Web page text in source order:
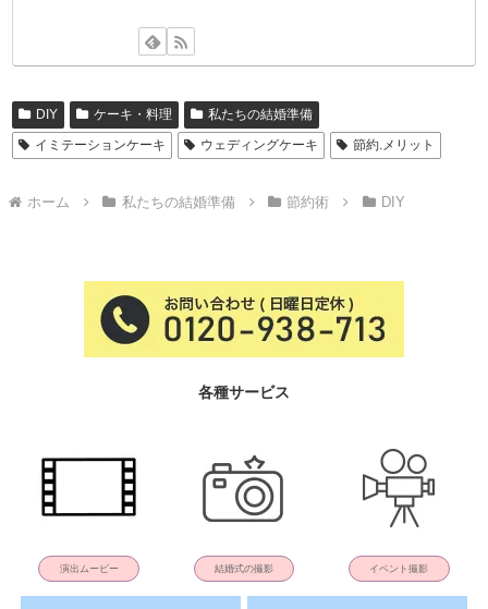
DIY ケーキ・料理
私たちの結婚準備
イミテーションケーキ
ウェディングケーキ 節約.メリット
ホーム 私たちの結婚準備 節約術 DIY
各種サービス
演出ムービー 結婚式の撮影 イベント撮影